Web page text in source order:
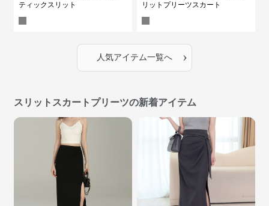
ティックスリット
リットプリーツスカート
人気アイテム一覧へ ›
スリットスカートプリーツの新着アイテム